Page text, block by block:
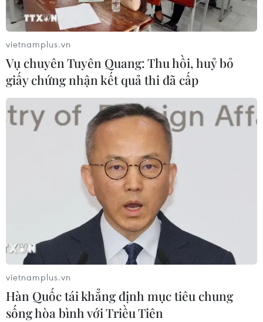
CAEXPO góp phần thúc đẩy phát triển
thương mại tự do ASEAN-Trung Quốc
11/09/2021 08:03
Hợp tác song phương vẫn được duy trì và tăng trưởng
tốt, kim ngạch thương mại ASEAN-Trung Quốc tăng
32,9% và chiếm 15% toàn bộ kim ngạch thương mại
của Trung Quốc.
vietnamplus.vn
Vụ chuyên Tuyên Quang: Thu hồi, huỷ bỏ
giấy chứng nhận kết quả thi đã cấp
vietnamplus.vn
Hàn Quốc tái khẳng định mục tiêu chung
sống hòa bình với Triều Tiên